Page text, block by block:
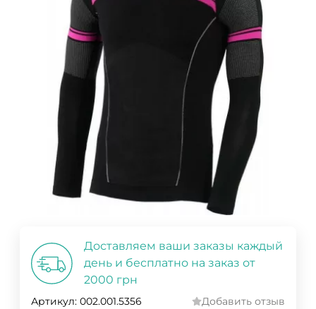
Доставляем ваши заказы каждый
день и бесплатно на заказ от
2000 грн
Артикул: 002.001.5356 Добавить отзыв